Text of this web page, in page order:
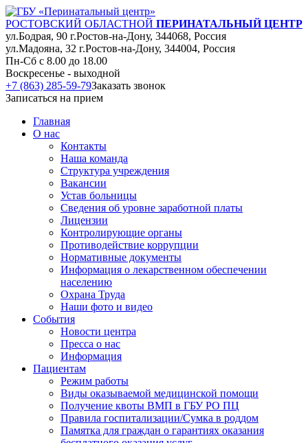
РОСТОВСКИЙ ОБЛАСТНОЙ ПЕРИНАТАЛЬНЫЙ ЦЕНТР
ул.Бодрая, 90 г.Ростов-на-Дону, 344068, Россия
ул.Мадояна, 32 г.Ростов-на-Дону, 344004, Россия
Пн-Сб с 8.00 до 18.00
Воскресенье - выходной
+7 (863) 285-59-79Заказать звонок
Записаться на прием
Главная
О нас
Контакты
Наша команда
Структура учреждения
Вакансии
Устав больницы
Сведения об уровне заработной платы
Лицензии
Контролирующие органы
Противодействие коррупции
Нормативные документы
Информация о лекарственном обеспечении
населению
Охрана Труда
Наши фото и видео
События
Новости центра
Пресса о нас
Информация
Пациентам
Режим работы
Виды оказываемой медицинской помощи
Получение квоты ВМП в ГБУ РО ПЦ
Правила госпитализации/Сумка в роддом
Памятка для граждан о гарантиях оказания